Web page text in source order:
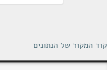
קוד המקור של הנתונים